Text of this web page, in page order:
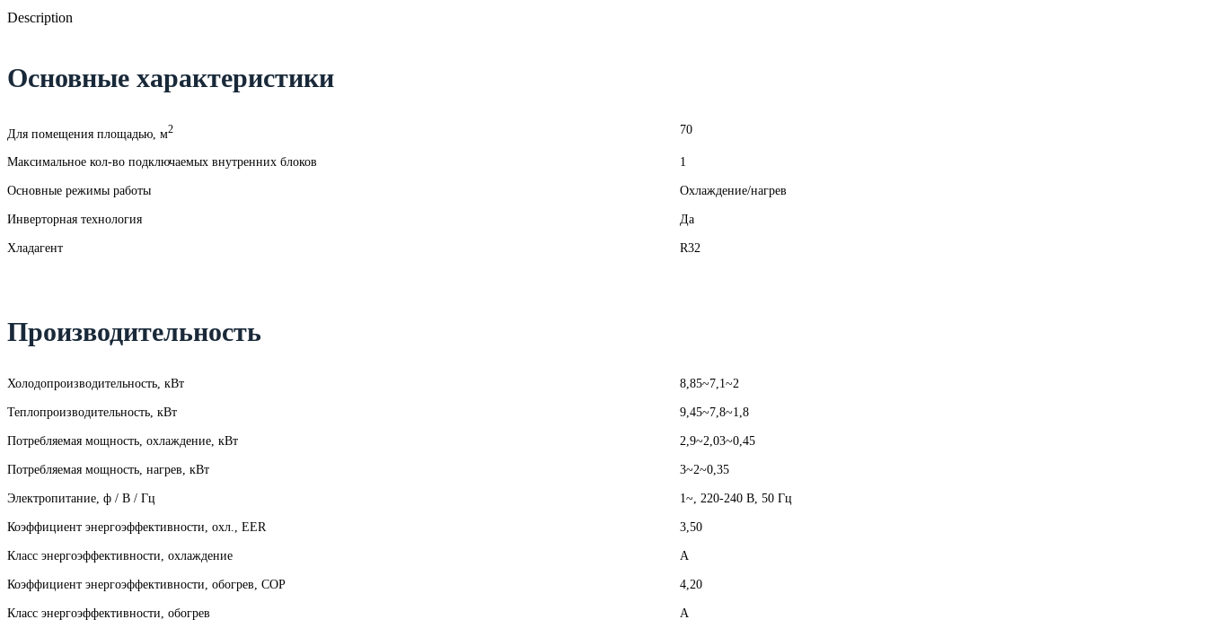
Description
Основные характеристики
Для помещения площадью, м2 70
Максимальное кол-во подключаемых внутренних блоков 1
Основные режимы работы Охлаждение/нагрев
Инверторная технология Да
Хладагент R32
Производительность
Холодопроизводительность, кВт 8,85~7,1~2
Теплопроизводительность, кВт 9,45~7,8~1,8
Потребляемая мощность, охлаждение, кВт 2,9~2,03~0,45
Потребляемая мощность, нагрев, кВт 3~2~0,35
Электропитание, ф / В / Гц 1~, 220-240 В, 50 Гц
Коэффициент энергоэффективности, охл., EER 3,50
Класс энергоэффективности, охлаждение A
Коэффициент энергоэффективности, обогрев, COP 4,20
Класс энергоэффективности, обогрев A